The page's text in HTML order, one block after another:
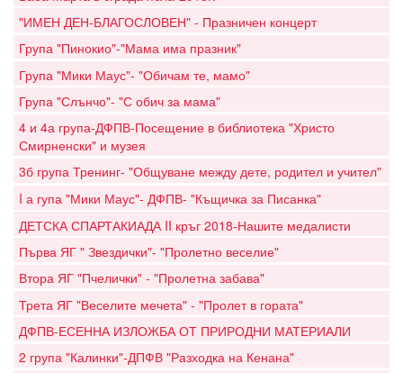
"ИМЕН ДЕН-БЛАГОСЛОВЕН" - Празничен концерт
Група "Пинокио"-"Мама има празник"
Група "Мики Маус"- "Обичам те, мамо"
Група "Слънчо"- "С обич за мама"
4 и 4а група-ДФПВ-Посещение в библиотека "Христо
Смирненски" и музея
3б група Тренинг- "Общуване между дете, родител и учител"
I а гупа "Мики Маус"- ДФПВ- "Къщичка за Писанка"
ДЕТСКА СПАРТАКИАДА II кръг 2018-Нашите медалисти
Първа ЯГ " Звездички"- "Пролетно веселие"
Втора ЯГ "Пчелички" - "Пролетна забава"
Трета ЯГ "Веселите мечета" - "Пролет в гората"
ДФПВ-ЕСЕННА ИЗЛОЖБА ОТ ПРИРОДНИ МАТЕРИАЛИ
2 група "Калинки"-ДПФВ "Разходка на Кенана"